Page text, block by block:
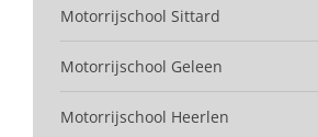
Motorrijschool Sittard
Motorrijschool Geleen
Motorrijschool Heerlen